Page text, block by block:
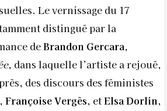
Le vernissage du 17
distingué par la
deBrandon Gercara,
, dans laquelle l’artiste a rejoué,
des discours des féministes
, Françoise Vergès, etElsa Dorlin,